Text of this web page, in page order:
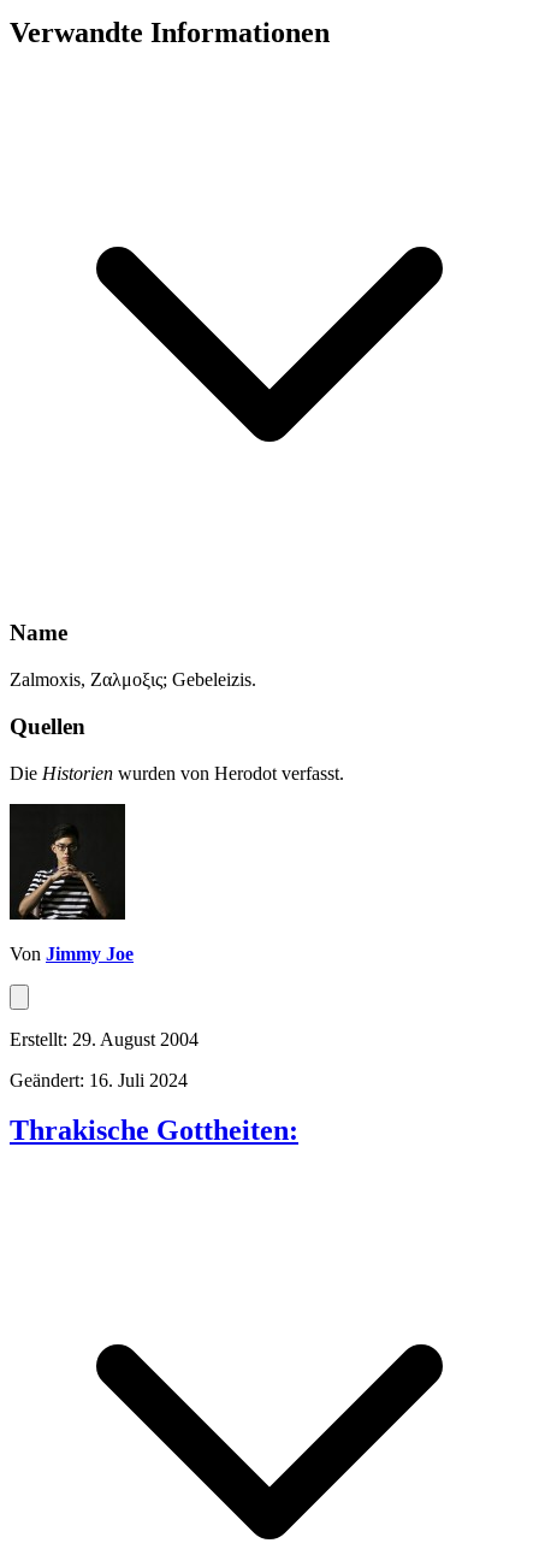
Verwandte Informationen
Name
Zalmoxis, Ζαλμοξις; Gebeleizis.
Quellen
Die Historien wurden von Herodot verfasst.
Von Jimmy Joe
Erstellt: 29. August 2004
Geändert: 16. Juli 2024
Thrakische Gottheiten: